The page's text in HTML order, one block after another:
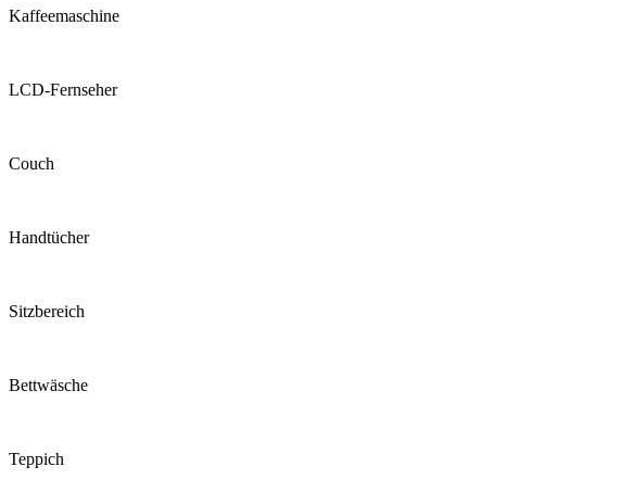
Kaffeemaschine
LCD-Fernseher
Couch
Handtücher
Sitzbereich
Bettwäsche
Teppich